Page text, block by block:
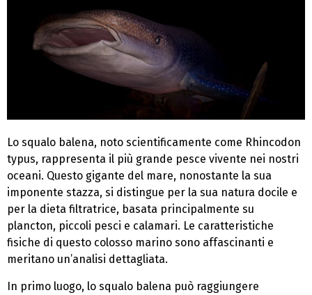
Lo squalo balena, noto scientificamente come Rhincodon
typus, rappresenta il più grande pesce vivente nei nostri
oceani. Questo gigante del mare, nonostante la sua
imponente stazza, si distingue per la sua natura docile e
per la dieta filtratrice, basata principalmente su
plancton, piccoli pesci e calamari. Le caratteristiche
fisiche di questo colosso marino sono affascinanti e
meritano un’analisi dettagliata.
In primo luogo, lo squalo balena può raggiungere